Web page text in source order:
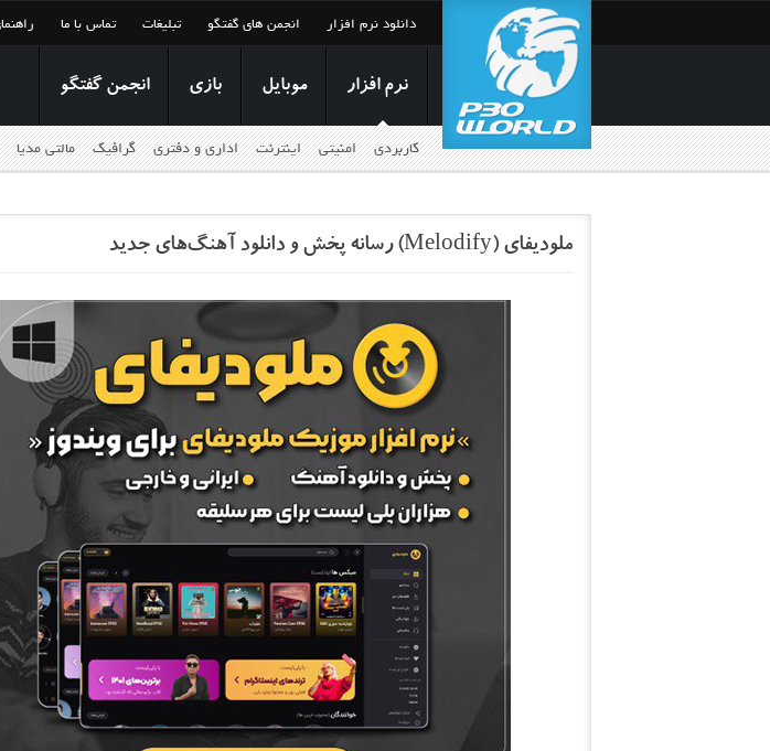
دانلود نرم افزار انجمن های گفتگو تبلیغات تماس با ما
نرم افزار
کاربردی امنیتی اینترنت اداری و دفتری گرافیک مالتی مدیا
موبایل بازی انجمن گفتگو
ملودیفای (Melodify) رسانه پخش و دانلود آهنگ‌های جدید